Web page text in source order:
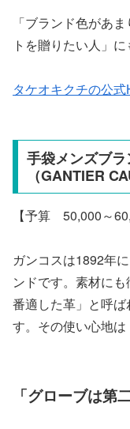
「ブランド色があ
トを贈りたい人」
タケオキクチの公
手袋メンズブ
（GANTIER
【予算 50,000～
ガンコスは1892年
ンドです。素材に
番適した革」と呼
す。その使い心地は
「グローブは第